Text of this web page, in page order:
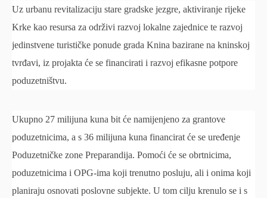
Uz urbanu revitalizaciju stare gradske jezgre, aktiviranje rijeke
Krke kao resursa za održivi razvoj lokalne zajednice te razvoj
jedinstvene turističke ponude grada Knina bazirane na kninskoj
tvrđavi, iz projakta će se financirati i razvoj efikasne potpore
poduzetništvu.
Ukupno 27 milijuna kuna bit će namijenjeno za grantove
poduzetnicima, a s 36 milijuna kuna financirat će se uređenje
Poduzetničke zone Preparandija. Pomoći će se obrtnicima,
poduzetnicima i OPG-ima koji trenutno posluju, ali i onima koji
planiraju osnovati poslovne subjekte. U tom cilju krenulo se i s